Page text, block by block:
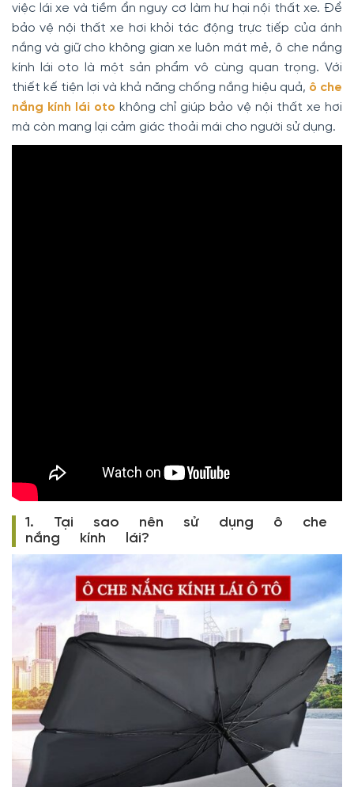
việc lái xe và tiềm ẩn nguy cơ làm hư hại nội thất xe. Để
bảo vệ nội thất xe hơi khỏi tác động trực tiếp của ánh
nắng và giữ cho không gian xe luôn mát mẻ, ô che nắng
kính lái oto là một sản phẩm vô cùng quan trọng. Với
thiết kế tiện lợi và khả năng chống nắng hiệu quả, ô che
nắng kính lái oto không chỉ giúp bảo vệ nội thất xe hơi
mà còn mang lại cảm giác thoải mái cho người sử dụng.
1. Tại sao nên sử dụng ô che
nắng kính lái?